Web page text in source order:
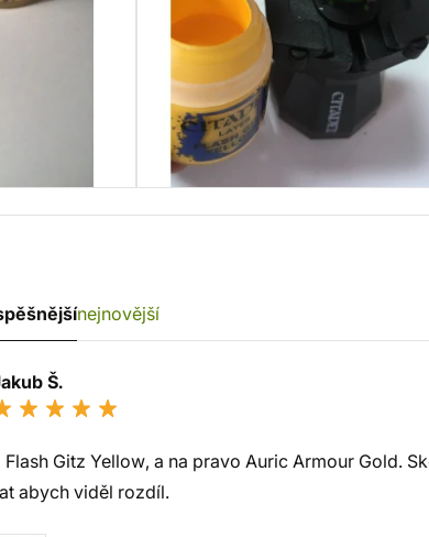
nejnovější
Š.
Flash Gitz Yellow, a na pravo Auric Armour Gold.
abych viděl rozdíl.